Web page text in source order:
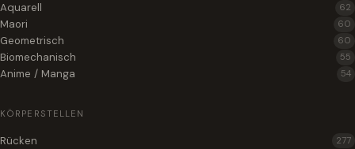
Aquarell 62
Maori 60
Geometrisch 60
Biomechanisch 55
Anime / Manga 54
KÖRPERSTELLEN
Rücken 277